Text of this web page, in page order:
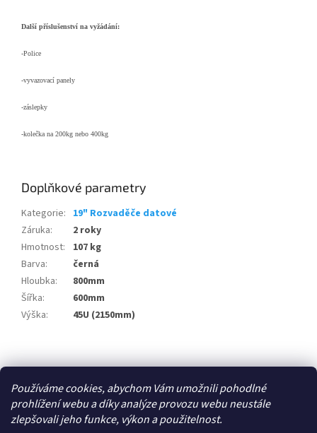
Používáme cookies, abychom Vám umožnili pohodlné
prohlížení webu a díky analýze provozu webu neustále
zlepšovali jeho funkce, výkon a použitelnost.
Další příslušenství na vyžádání:
-Police
-vyvazovací panely
-záslepky
-kolečka na 200kg nebo 400kg
Doplňkové parametry
Kategorie: 19" Rozvaděče datové
Záruka:
2 roky
Hmotnost:
107 kg
Barva:
černá
Hloubka:
800mm
Šířka:
600mm
Výška: 45U (2150mm)
á